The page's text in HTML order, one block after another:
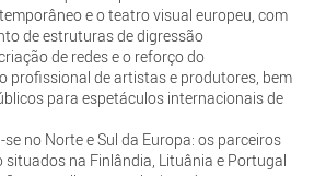
e o teatro visual europeu, com
de estruturas de digressão
de redes e o reforço do
profissional de artistas e produtores, bem
para espetáculos internacionais de
no Norte e Sul da Europa: os parceiros
situados na Finlândia, Lituânia e Portugal